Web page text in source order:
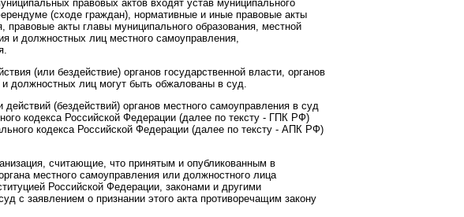
правовых актов входят устав муниципального
(сходе граждан), нормативные и иные правовые акты
правовые акты главы муниципального образования, местной
и должностных лиц местного самоуправления,
(или бездействие) органов государственной власти, органов
должностных лиц могут быть обжалованы в суд.
(бездействий) органов местного самоуправления в суд
кодекса Российской Федерации (далее по тексту - ГПК РФ)
кодекса Российской Федерации (далее по тексту - АПК РФ)
считающие, что принятым и опубликованным в
местного самоуправления или должностного лица
Российской Федерации, законами и другими
с заявлением о признании этого акта противоречащим закону